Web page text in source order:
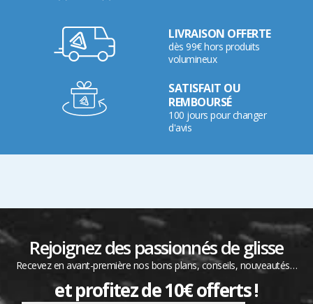
LIVRAISON OFFERTE
dès 99€ hors produits
volumineux
SATISFAIT OU
REMBOURSÉ
100 jours pour changer
d'avis
Rejoignez des passionnés de glisse
Recevez en avant-première nos bons plans, conseils, nouveautés…
et profitez de 10€ offerts !